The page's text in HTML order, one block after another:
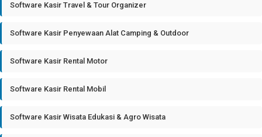
Software Kasir Travel & Tour Organizer
Software Kasir Penyewaan Alat Camping & Outdoor
Software Kasir Rental Motor
Software Kasir Rental Mobil
Software Kasir Wisata Edukasi & Agro Wisata